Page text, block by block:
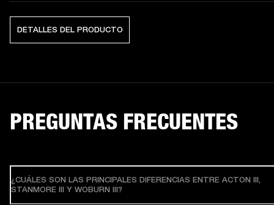
DETALLES DEL PRODUCTO
PREGUNTAS FRECUENTES
¿CUÁLES SON LAS PRINCIPALES DIFERENCIAS ENTRE ACTON III,
STANMORE III Y WOBURN III?